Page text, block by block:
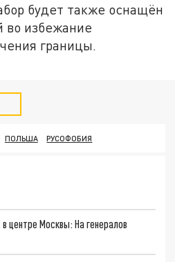
будет также оснащён
во избежание
границы.
ПОЛЬША РУСОФОБИЯ
центре Москвы: На генералов